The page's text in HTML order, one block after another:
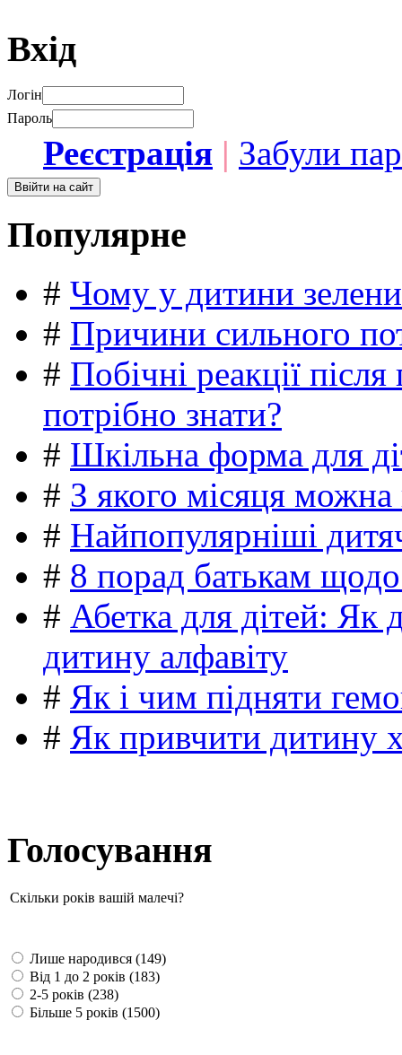
Вхід
Логін
Пароль
Реєстрація | Забули
Популярне
# Чому у дитини
# Причини сильного
# Побічні реакції
потрібно знати?
# Шкільна форма для
# З якого місяця можна
# Найпопулярніші
# 8 порад батькам
# Абетка для дітей: Як
дитину алфавіту
# Як і чим підняти
# Як привчити дитину
Голосування
Скільки років вашій малечі?
Лише народився (149)
Від 1 до 2 років (183)
2-5 років (238)
Більше 5 років (1500)